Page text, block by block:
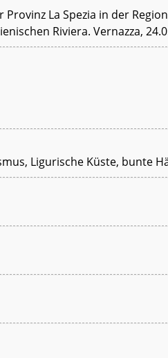
La Spezia in der
Riviera. Vernazza,
Ligurische Küste, bunte